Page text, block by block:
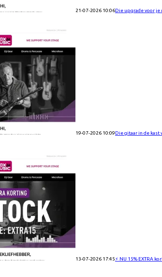
21-07-2026 10:06Die upgrade voor
19-07-2026 10:09Die gitaar in de kast
13-07-2026 17:45⚡ NU 15% EXTRA